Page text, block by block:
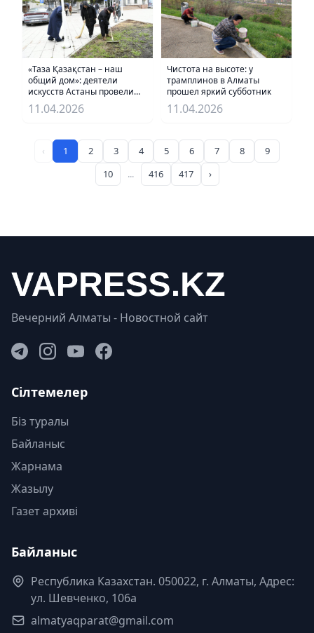
«Таза Қазақстан – наш
общий дом»: деятели
искусств Астаны провели
субботник
11.04.2026
Чистота на высоте: у
трамплинов в Алматы
прошел яркий субботник
11.04.2026
‹ 1 2 3 4 5 6 7 8
9
10
... 416 417 ›
Вечерний Алматы - Новостной сайт
Сілтемелер
Біз туралы
Байланыс
Жарнама
Жазылу
Газет архиві
Байланыс
Республика Казахстан. 050022, г. Алматы, Адрес:
ул. Шевченко, 106а
almatyaqparat@gmail.com